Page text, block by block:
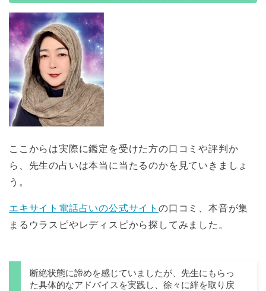
ここからは実際に鑑定を受けた方の口コミや評判か
ら、先生の占いは本当に当たるのかを見ていきましょ
う。
エキサイト電話占いの公式サイト の口コミ、本音が集
まるウラスピやレディスピから探してみました。
断絶状態に諦めを感じていましたが、先生にもらっ
た具体的なアドバイスを実践し、徐々に絆を取り戻